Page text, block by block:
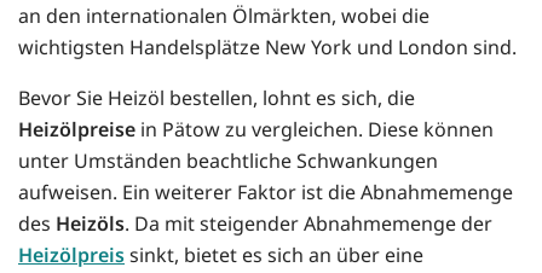
an den internationalen Ölmärkten, wobei die
wichtigsten Handelsplätze New York und London sind.
Bevor Sie Heizöl bestellen, lohnt es sich, die
Heizölpreise in Pätow zu vergleichen. Diese können
unter Umständen beachtliche Schwankungen
aufweisen. Ein weiterer Faktor ist die Abnahmemenge
des Heizöls. Da mit steigender Abnahmemenge der
Heizölpreissinkt, bietet es sich an über eine